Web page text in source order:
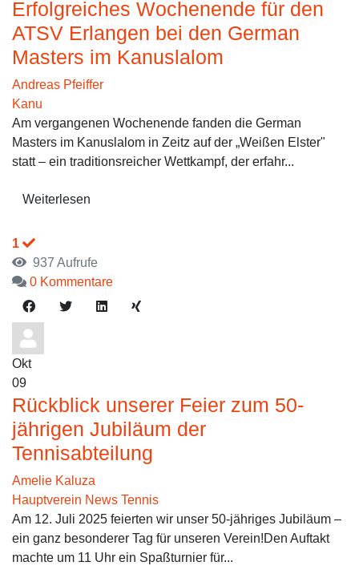
Erfolgreiches Wochenende für den
ATSV Erlangen bei den German
Masters im Kanuslalom
Andreas Pfeiffer
Kanu
Am vergangenen Wochenende fanden die German
Masters im Kanuslalom in Zeitz auf der „Weißen Elster"
statt – ein traditionsreicher Wettkampf, der erfahr...
Weiterlesen
1
937 Aufrufe
0 Kommentare
Okt
09
Rückblick unserer Feier zum 50-
jährigen Jubiläum der
Tennisabteilung
Amelie Kaluza
Hauptverein News Tennis
Am 12. Juli 2025 feierten wir unser 50-jähriges Jubiläum –
ein ganz besonderer Tag für unseren Verein!Den Auftakt
machte um 11 Uhr ein Spaßturnier für...